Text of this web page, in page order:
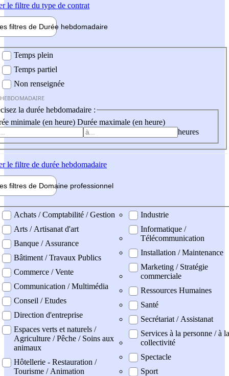
le filtre du type de contrat
filtres de Durée hebdomadaire
Temps plein
Temps partiel
Non renseignée
la durée hebdomadaire :
minimale (en heure) Durée maximale (en heure)
heures
le filtre de durée hebdomadaire
filtres de Domaine professionnel
professionel
Achats / Comptabilité / Gestion
Arts / Artisanat d'art
Banque / Assurance
Bâtiment / Travaux Publics
Commerce / Vente
Communication / Multimédia
Conseil / Etudes
Direction d'entreprise
Espaces verts et naturels /
Agriculture / Pêche / Soins aux
animaux
Hôtellerie - Restauration /
Tourisme / Animation
Industrie
Informatique /
Télécommunication
Installation / Maintenance
Marketing / Stratégie
commerciale
Ressources Humaines
Santé
Secrétariat / Assistanat
Services à la personne / à la
collectivité
Spectacle
Sport